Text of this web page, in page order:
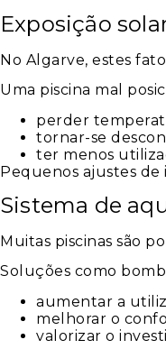
Exposição
No Algarve, estes
Uma piscina mal
perder
tornar-se
ter menos
Pequenos ajustes
Sistema de
Muitas piscinas são
Soluções como
aumentar a
melhorar o
valorizar o